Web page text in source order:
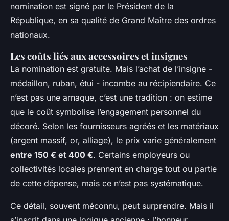
nomination est signé par le Président de la
République, en sa qualité de Grand Maître des ordres
nationaux.
Les coûts liés aux accessoires et insignes
La nomination est gratuite. Mais l’achat de l’insigne -
médaillon, ruban, étui - incombe au récipiendaire. Ce
n’est pas une arnaque, c’est une tradition : on estime
que le coût symbolise l’engagement personnel du
décoré. Selon les fournisseurs agréés et les matériaux
(argent massif, or, alliage), le prix varie généralement
entre 150 € et 400 €. Certains employeurs ou
collectivités locales prennent en charge tout ou partie
de cette dépense, mais ce n’est pas systématique.
Ce détail, souvent méconnu, peut surprendre. Mais il